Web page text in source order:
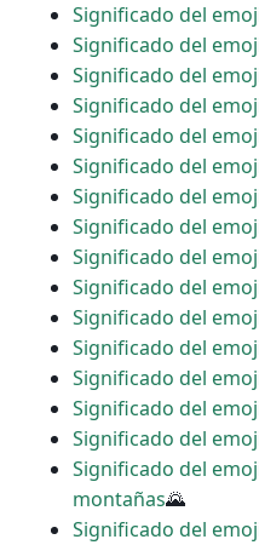
Significado del
Significado del
Significado del
Significado del
Significado del
Significado del
Significado del
Significado del
Significado del
Significado del
Significado del
Significado del
Significado del
Significado del
Significado del
Significado del
montañas🌄
Significado del